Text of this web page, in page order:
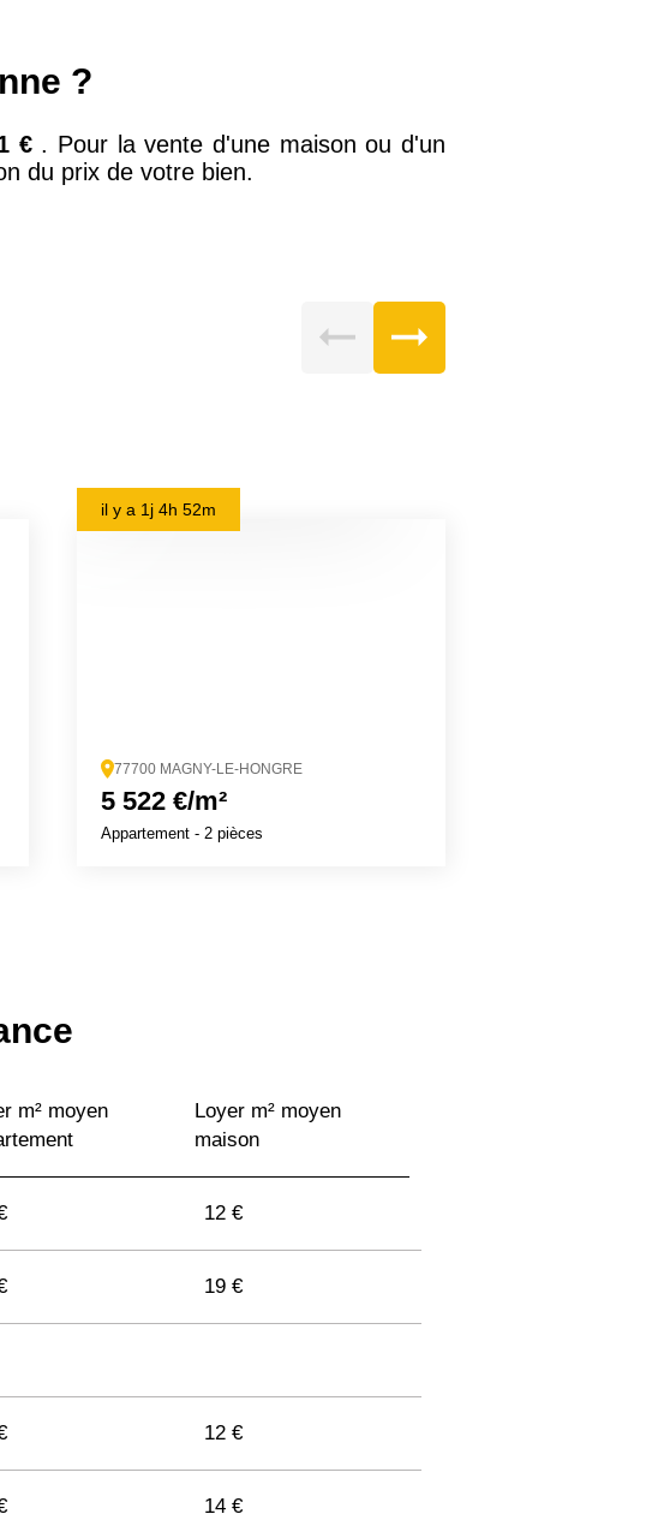
?
€ . Pour la vente d'une maison ou d'un
du prix de votre bien.
il y a 1j 4h 52m
77700 MAGNY-LE-HONGRE
5 522 €/m²
Appartement - 2 pièces
m² moyen
Loyer m² moyen
maison
12 €
19 €
12 €
14 €